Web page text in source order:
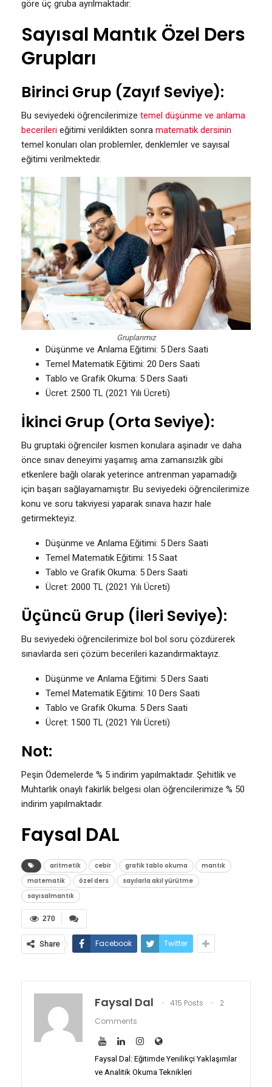
göre üç gruba ayrılmaktadır:
Sayısal Mantık Özel Ders
Grupları
Birinci Grup (Zayıf Seviye):
Bu seviyedeki öğrencilerimize temel düşünme ve anlama
becerileri eğitimi verildikten sonra matematik dersinin
temel konuları olan problemler, denklemler ve sayısal
eğitimi verilmektedir.
Gruplarımız
Düşünme ve Anlama Eğitimi: 5 Ders Saati
Temel Matematik Eğitimi: 20 Ders Saati
Tablo ve Grafik Okuma: 5 Ders Saati
Ücret: 2500 TL (2021 Yılı Ücreti)
İkinci Grup (Orta Seviye):
Bu gruptaki öğrenciler kısmen konulara aşinadır ve daha
önce sınav deneyimi yaşamış ama zamansızlık gibi
etkenlere bağlı olarak yeterince antrenman yapamadığı
için başarı sağlayamamıştır. Bu seviyedeki öğrencilerimize
konu ve soru takviyesi yaparak sınava hazır hale
getirmekteyiz.
Düşünme ve Anlama Eğitimi: 5 Ders Saati
Temel Matematik Eğitimi: 15 Saat
Tablo ve Grafik Okuma: 5 Ders Saati
Ücret: 2000 TL (2021 Yılı Ücreti)
Üçüncü Grup (İleri Seviye):
Bu seviyedeki öğrencilerimize bol bol soru çözdürerek
sınavlarda seri çözüm becerileri kazandırmaktayız.
Düşünme ve Anlama Eğitimi: 5 Ders Saati
Temel Matematik Eğitimi: 10 Ders Saati
Tablo ve Grafik Okuma: 5 Ders Saati
Ücret: 1500 TL (2021 Yılı Ücreti)
Not:
Peşin Ödemelerde % 5 indirim yapılmaktadır. Şehitlik ve
Muhtarlık onaylı fakirlik belgesi olan öğrencilerimize % 50
indirim yapılmaktadır.
Faysal DAL
aritmetik cebir grafik tablo okuma
mantık
matematik
özel ders
sayılarla akıl yürütme
sayısalmantık
270
Share Facebook Twitter
Faysal Dal 415 Posts
2
Comments
Faysal Dal: Eğitimde Yenilikçi Yaklaşımlar
ve Analitik Okuma Teknikleri